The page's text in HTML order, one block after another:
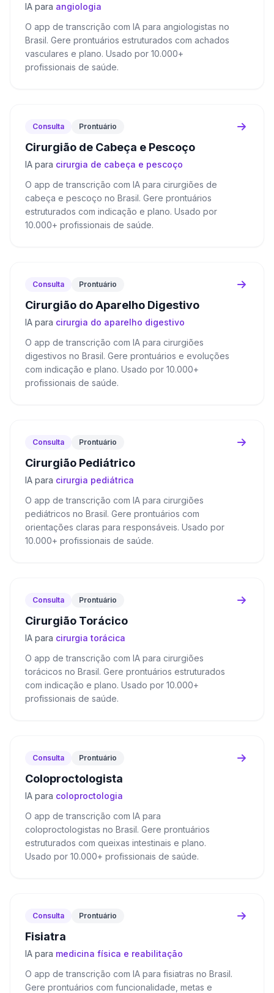
IA para angiologia
O app de transcrição com IA para angiologistas no
Brasil. Gere prontuários estruturados com achados
vasculares e plano. Usado por 10.000+
profissionais de saúde.
Consulta Prontuário
Cirurgião de Cabeça e Pescoço
IA para cirurgia de cabeça e pescoço
O app de transcrição com IA para cirurgiões de
cabeça e pescoço no Brasil. Gere prontuários
estruturados com indicação e plano. Usado por
10.000+ profissionais de saúde.
Consulta Prontuário
Cirurgião do Aparelho Digestivo
IA para cirurgia do aparelho digestivo
O app de transcrição com IA para cirurgiões
digestivos no Brasil. Gere prontuários e evoluções
com indicação e plano. Usado por 10.000+
profissionais de saúde.
Consulta Prontuário
Cirurgião Pediátrico
IA para cirurgia pediátrica
O app de transcrição com IA para cirurgiões
pediátricos no Brasil. Gere prontuários com
orientações claras para responsáveis. Usado por
10.000+ profissionais de saúde.
Consulta Prontuário
Cirurgião Torácico
IA para cirurgia torácica
O app de transcrição com IA para cirurgiões
torácicos no Brasil. Gere prontuários estruturados
com indicação e plano. Usado por 10.000+
profissionais de saúde.
Consulta Prontuário
Coloproctologista
IA para coloproctologia
O app de transcrição com IA para
coloproctologistas no Brasil. Gere prontuários
estruturados com queixas intestinais e plano.
Usado por 10.000+ profissionais de saúde.
Consulta Prontuário
Fisiatra
IA para medicina física e reabilitação
O app de transcrição com IA para fisiatras no Brasil.
Gere prontuários com funcionalidade, metas e